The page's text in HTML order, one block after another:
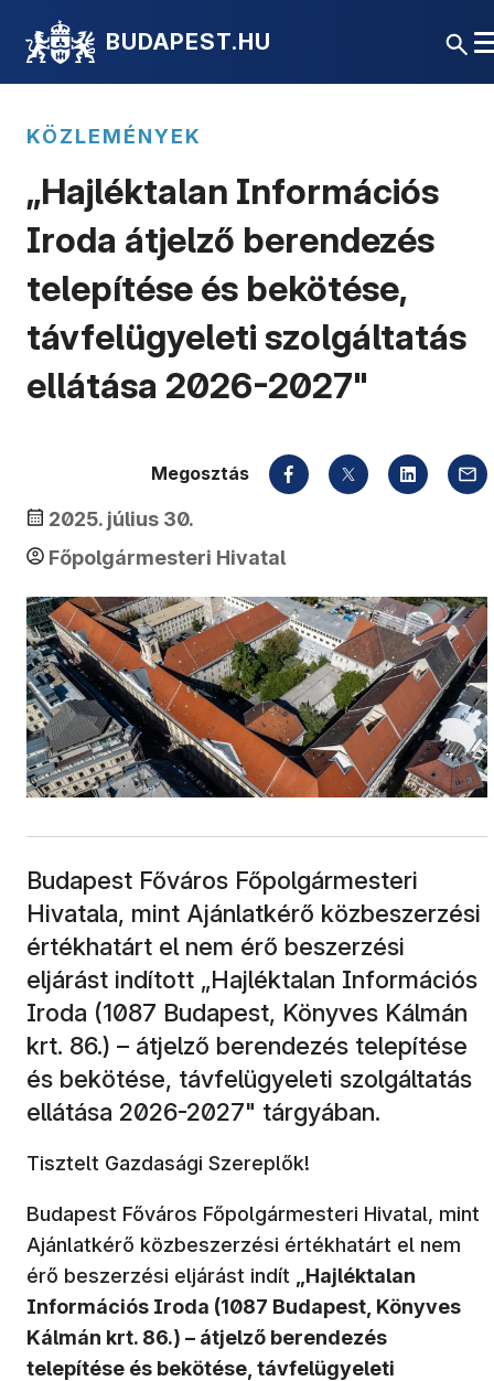
BUDAPEST.HU
KÖZLEMÉNYEK
„Hajléktalan Információs
Iroda átjelző berendezés
telepítése és bekötése,
távfelügyeleti szolgáltatás
ellátása 2026-2027"
2025. július 30.
Főpolgármesteri Hivatal
Megosztás
Budapest Főváros Főpolgármesteri
Hivatala, mint Ajánlatkérő közbeszerzési
értékhatárt el nem érő beszerzési
eljárást indított „Hajléktalan Információs
Iroda (1087 Budapest, Könyves Kálmán
krt. 86.) – átjelző berendezés telepítése
és bekötése, távfelügyeleti szolgáltatás
ellátása 2026-2027" tárgyában.
Tisztelt Gazdasági Szereplők!
Budapest Főváros Főpolgármesteri Hivatal, mint
Ajánlatkérő közbeszerzési értékhatárt el nem
érő beszerzési eljárást indít
„Hajléktalan
Információs Iroda (1087 Budapest, Könyves
Kálmán krt. 86.) – átjelző berendezés
telepítése és bekötése, távfelügyeleti